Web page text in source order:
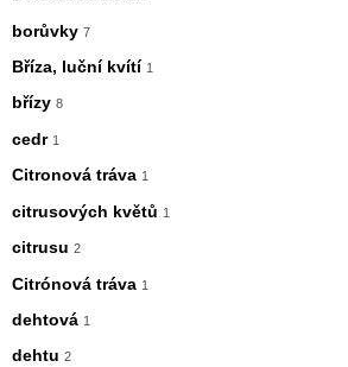
borůvky 7
Bříza, luční kvítí 1
břízy 8
cedr 1
Citronová tráva 1
citrusových květů 1
citrusu 2
Citrónová tráva 1
dehtová 1
dehtu 2